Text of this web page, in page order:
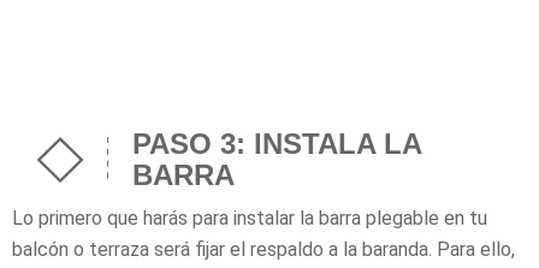
PASO 3: INSTALA LA
BARRA
Lo primero que harás para instalar la barra plegable en tu
balcón o terraza será fijar el respaldo a la baranda. Para ello,